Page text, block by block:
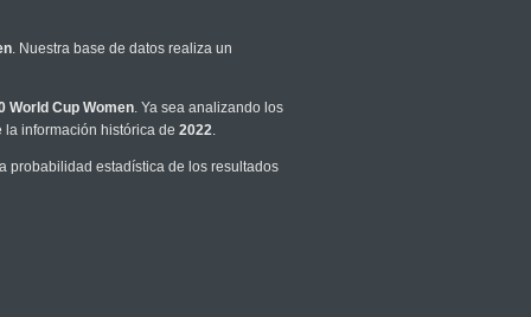
. Nuestra base de datos realiza un
World Cup Women. Ya sea analizando los
información histórica de 2022.
probabilidad estadística de los resultados